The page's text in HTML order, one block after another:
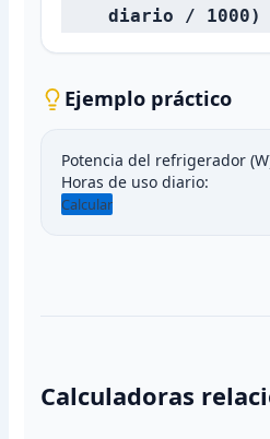
diario / 1000)
Ejemplo práctico
Potencia del refrigerador
Horas de uso diario:
Calcular
Calculadoras